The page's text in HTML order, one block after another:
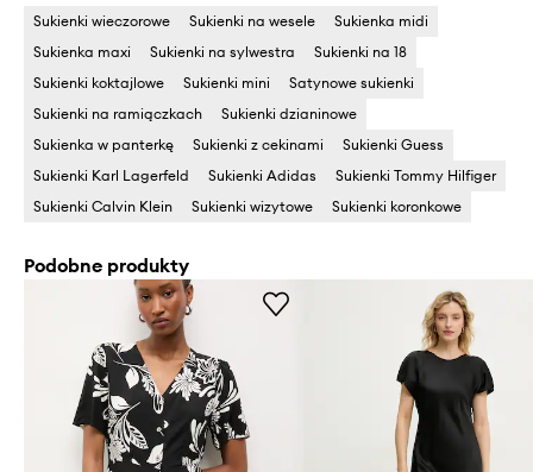
Sukienki wieczorowe Sukienki na wesele
Sukienka midi
Sukienka maxi
Sukienki na sylwestra
Sukienki na 18
Sukienki koktajlowe
Sukienki mini
Satynowe sukienki
Sukienki na ramiączkach
Sukienki dzianinowe
Sukienka w panterkę
Sukienki z cekinami
Sukienki Guess
Sukienki Karl Lagerfeld
Sukienki Adidas
Sukienki Tommy Hilfiger
Sukienki Calvin Klein
Sukienki wizytowe Sukienki koronkowe
Podobne produkty